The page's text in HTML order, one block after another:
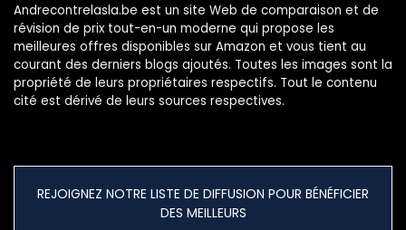
Andrecontrelasla.be est un site Web de comparaison et de
révision de prix tout-en-un moderne qui propose les
meilleures offres disponibles sur Amazon et vous tient au
courant des derniers blogs ajoutés. Toutes les images sont la
propriété de leurs propriétaires respectifs. Tout le contenu
cité est dérivé de leurs sources respectives.
REJOIGNEZ NOTRE LISTE DE DIFFUSION POUR BÉNÉFICIER
DES MEILLEURS